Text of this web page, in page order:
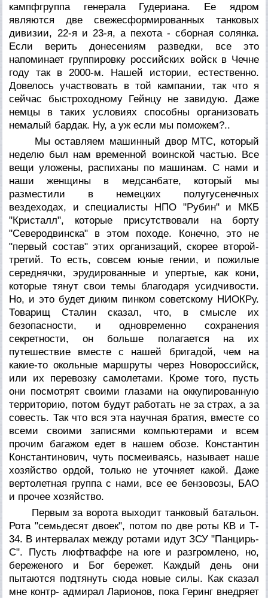
кампфгруппа генерала Гудериана. Ее ядром
являются две свежесформированных танковых
дивизии, 22-я и 23-я, а пехота - сборная солянка.
Если верить донесениям разведки, все это
напоминает группировку российских войск в Чечне
году так в 2000-м. Нашей истории, естественно.
Довелось участвовать в той кампании, так что я
сейчас быстроходному Гейнцу не завидую. Даже
немцы в таких условиях способны организовать
немалый бардак. Ну, а уж если мы поможем?..
Мы оставляем машинный двор МТС, который
неделю был нам временной воинской частью. Все
вещи уложены, распиханы по машинам. С нами и
наши женщины в медсанбате, который мы
разместили в немецких полугусенечных
вездеходах, и специалисты НПО "Рубин" и МКБ
"Кристалл", которые присутствовали на борту
"Северодвинска" в этом походе. Конечно, это не
"первый состав" этих организаций, скорее второй-
третий. То есть, совсем юные гении, и пожилые
середнячки, эрудированные и упертые, как кони,
которые тянут свои темы благодаря усидчивости.
Но, и это будет диким пинком советскому НИОКРу.
Товарищ Сталин сказал, что, в смысле их
безопасности, и одновременно сохранения
секретности, он больше полагается на их
путешествие вместе с нашей бригадой, чем на
какие-то окольные маршруты через Новороссийск,
или их перевозку самолетами. Кроме того, пусть
они посмотрят своими глазами на оккупированную
территорию, потом будут работать не за страх, а за
совесть. Так что вся эта научная братия, вместе со
всеми своими записями компьютерами и всем
прочим багажом едет в нашем обозе. Константин
Константинович, чуть посмеиваясь, называет наше
хозяйство ордой, только не уточняет какой. Даже
вертолетная группа с нами, все ее бензовозы, БАО
и прочее хозяйство.
Первым за ворота выходит танковый батальон.
Рота "семьдесят двоек", потом по две роты КВ и Т-
34. В интервалах между ротами идут ЗСУ "Панцирь-
С". Пусть люфтваффе на юге и разгромлено, но,
береженого и Бог бережет. Каждый день они
пытаются подтянуть сюда новые силы. Как сказал
мне контр- адмирал Ларионов, пока Геринг внедряет